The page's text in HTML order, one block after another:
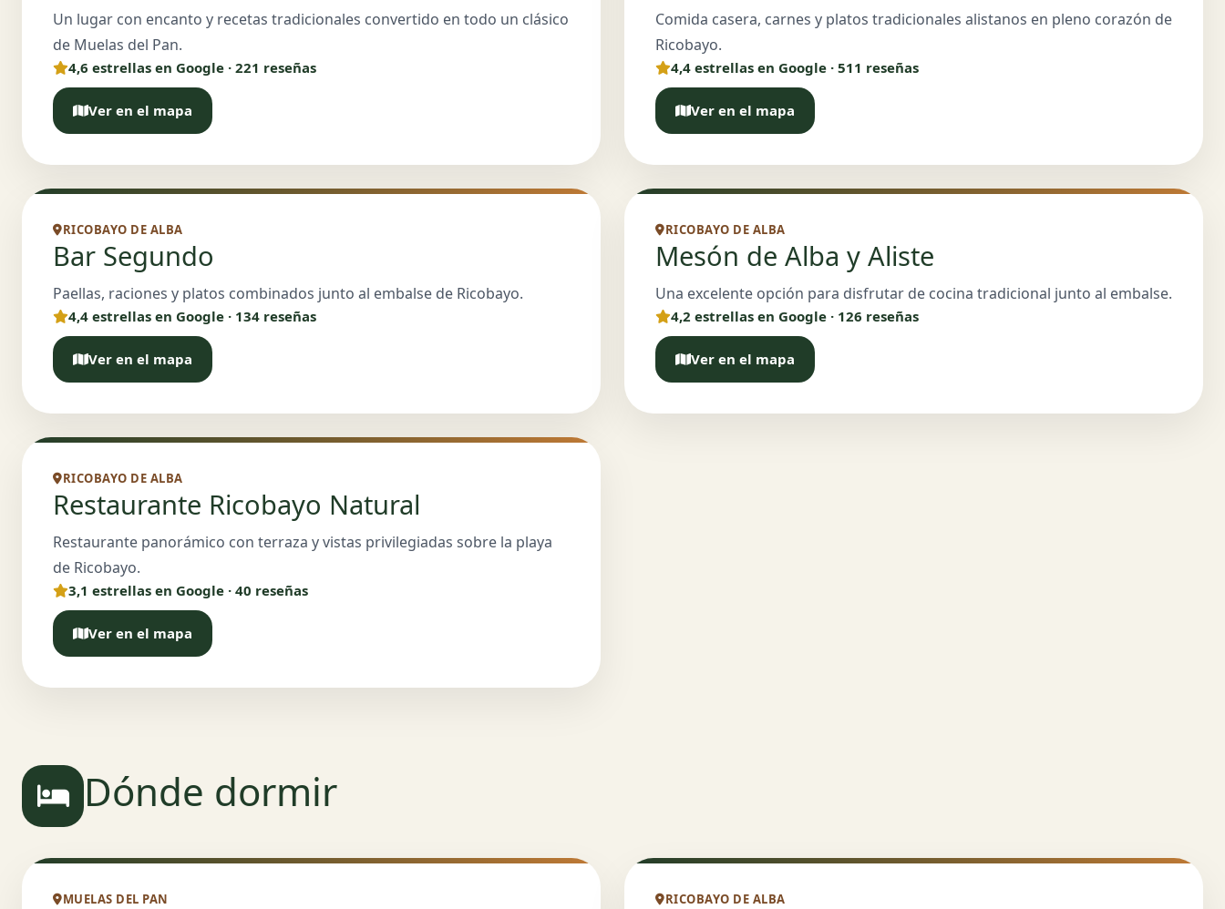
Un lugar con encanto y recetas tradicionales convertido en todo un clásico
de Muelas del Pan.
4,6 estrellas en Google · 221 reseñas
Ver en el mapa
Comida casera, carnes y platos tradicionales alistanos en pleno corazón de
Ricobayo.
4,4 estrellas en Google · 511 reseñas
Ver en el mapa
RICOBAYO DE ALBA
Bar Segundo
Paellas, raciones y platos combinados junto al embalse de Ricobayo.
4,4 estrellas en Google · 134 reseñas
Ver en el mapa
RICOBAYO DE ALBA
Mesón de Alba y Aliste
Una excelente opción para disfrutar de cocina tradicional junto al embalse.
4,2 estrellas en Google · 126 reseñas
Ver en el mapa
RICOBAYO DE ALBA
Restaurante Ricobayo Natural
Restaurante panorámico con terraza y vistas privilegiadas sobre la playa
de Ricobayo.
3,1 estrellas en Google · 40 reseñas
Ver en el mapa
Dónde dormir
MUELAS DEL PAN RICOBAYO DE ALBA